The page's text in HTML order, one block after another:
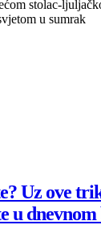
Uz ove
u